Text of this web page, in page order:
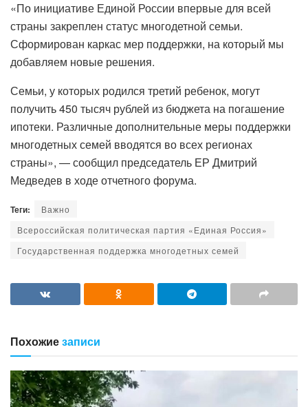
«По инициативе Единой России впервые для всей
страны закреплен статус многодетной семьи.
Сформирован каркас мер поддержки, на который мы
добавляем новые решения.
Семьи, у которых родился третий ребенок, могут
получить 450 тысяч рублей из бюджета на погашение
ипотеки. Различные дополнительные меры поддержки
многодетных семей вводятся во всех регионах
страны», — сообщил председатель ЕР Дмитрий
Медведев в ходе отчетного форума.
Теги:
Важно
Всероссийская политическая партия «Единая Россия»
Государственная поддержка многодетных семей
Похожиезаписи